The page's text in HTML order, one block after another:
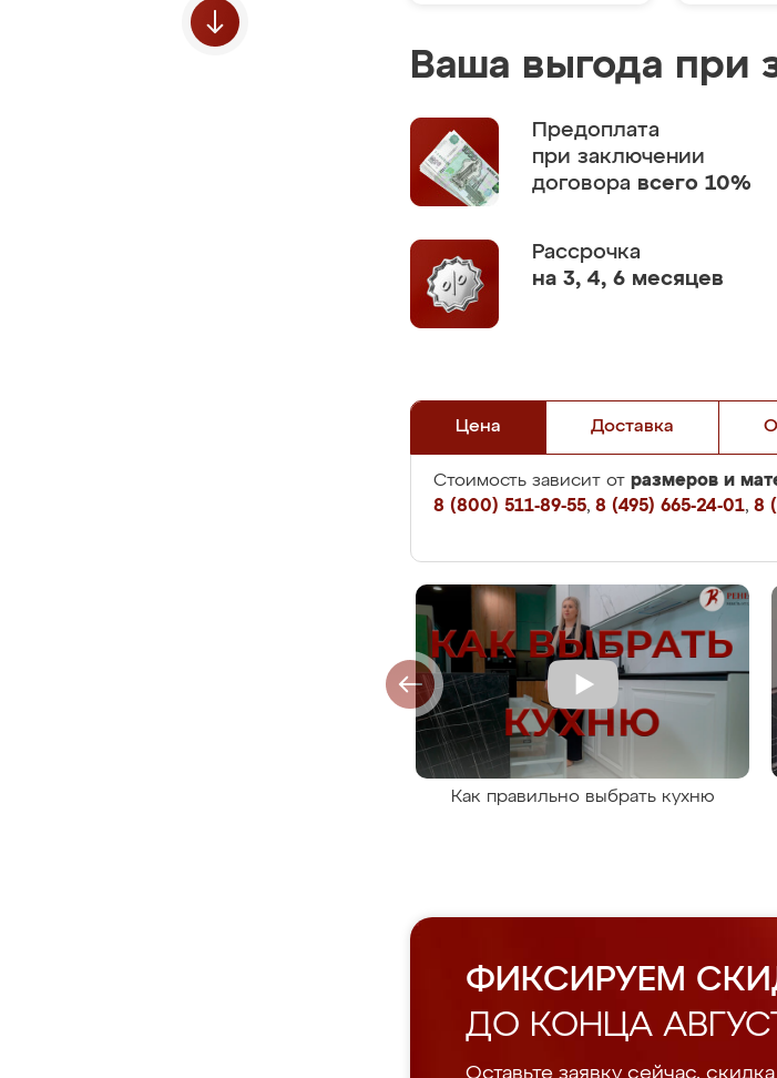
Ваша выгода при
Предоплата
при заключении
договора всего 10%
Рассрочка
на 3, 4, 6 месяцев
Цена Доставка
Стоимость зависит от размеров и
8 (800) 511-89-55, 8 (495) 665-24-01, 8
Как правильно выбрать кухню
ФИКСИРУЕМ
ДО КОНЦА
Оставьте заявку сейчас,